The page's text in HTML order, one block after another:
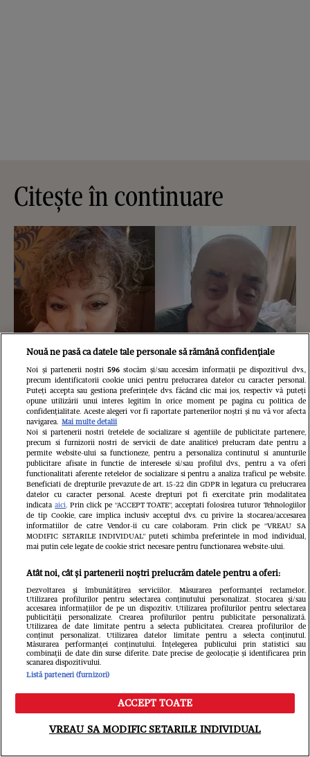
Citește în continuare
Oana Lis spune că soțul ei o roagă să
slăbească și să iasă la evenimente.
Mesaj pentru cei care o critică: „Dacă
mă vede nearanjată, îl afectează și pe
el!”
Meniu Caută
Nouă ne pasă ca datele tale personale să rămână confidențiale
Noi și partenerii noștri 596stocăm și/sau accesăm informații pe dispozitivul dvs.,
precum identificatorii cookie unici pentru prelucrarea datelor cu caracter personal.
Puteți accepta sau gestiona preferințele dvs. făcând clic mai jos, respectiv vă puteți
opune utilizării unui interes legitim în orice moment pe pagina cu politica de
confidențialitate. Aceste alegeri vor fi raportate partenerilor noștri și nu vă vor afecta
navigarea. Mai multe detalii
Noi si partenerii nostri (retelele de socializare si agentiile de publicitate partenere,
precum si furnizorii nostri de servicii de date analitice) prelucram date pentru a
permite website-ului sa functioneze, pentru a personaliza continutul si anunturile
publicitare afisate in functie de interesele si/sau profilul dvs., pentru a va oferi
functionalitati aferente retelelor de socializare si pentru a analiza traficul pe website.
Beneficiati de drepturile prevazute de art. 15-22 din GDPR in legatura cu prelucrarea
datelor cu caracter personal. Aceste drepturi pot fi exercitate prin modalitatea
indicataaici. Prin click pe “ACCEPT TOATE”, acceptati folosirea tuturor Tehnologiilor
de tip Cookie, care implica inclusiv acceptul dvs. cu privire la stocarea/accesarea
informatiilor de catre Vendor-ii cu care colaboram. Prin click pe “VREAU SA
MODIFIC SETARILE INDIVIDUAL” puteti schimba preferintele in mod individual,
mai putin cele legate de cookie strict necesare pentru functionarea website-ului.
Atât noi, cât și partenerii noștri prelucrăm datele pentru a oferi:
Dezvoltarea și îmbunătățirea serviciilor. Măsurarea performanței reclamelor.
Utilizarea profilurilor pentru selectarea conținutului personalizat. Stocarea și/sau
accesarea informațiilor de pe un dispozitiv. Utilizarea profilurilor pentru selectarea
publicității personalizate. Crearea profilurilor pentru publicitate personalizată.
Utilizarea de date limitate pentru a selecta publicitatea. Crearea profilurilor de
conținut personalizat. Utilizarea datelor limitate pentru a selecta conținutul.
Măsurarea performanței conținutului. Înțelegerea publicului prin statistici sau
combinații de date din surse diferite. Date precise de geolocație și identificarea prin
scanarea dispozitivului.
Listă parteneri (furnizori)
ACCEPT TOATE
VREAU SA MODIFIC SETARILE INDIVIDUAL